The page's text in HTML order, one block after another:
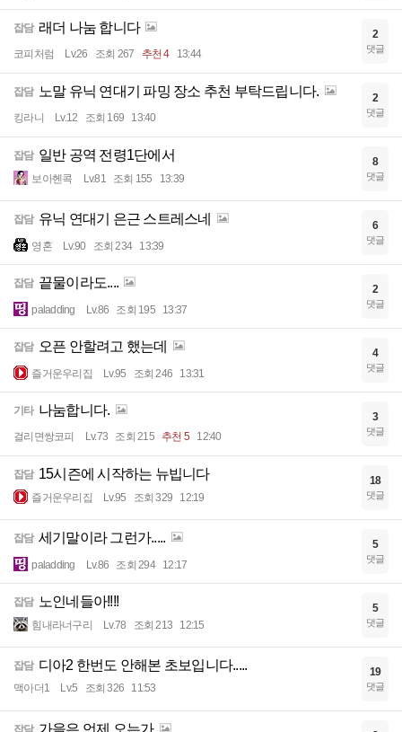
잡담 래더 나눔 합니다
코피처럼 Lv.26 조회 267 추천 4 13:44
2
댓글
잡담 노말 유닉 연대기 파밍 장소 추천 부탁드립니다.
킹라니 Lv.12 조회 169 13:40
2
댓글
잡담 일반 공역 전령1단에서
보아헨콕 Lv.81 조회 155 13:39
8
댓글
잡담 유닉 연대기 은근 스트레스네
영혼 Lv.90 조회 234 13:39
6
댓글
잡담 끝물이라도....
paladding Lv.86 조회 195 13:37
2
댓글
잡담 오픈 안할려고 했는데
즐거운우리집 Lv.95 조회 246 13:31
4
댓글
기타 나눔합니다.
걸리면쌍코피 Lv.73 조회 215 추천 5 12:40
3
댓글
잡담 15시즌에 시작하는 뉴빕니다
즐거운우리집 Lv.95 조회 329 12:19
18
댓글
잡담 세기말이라 그런가.....
paladding Lv.86 조회 294 12:17
5
댓글
잡담 노인네들아!!!!
힘내라너구리 Lv.78 조회 213 12:15
5
댓글
잡담 디아2 한번도 안해본 초보입니다.....
맥아더1 Lv.5 조회 326 11:53
19
댓글
잡담